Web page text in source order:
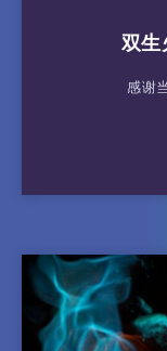
双生
感谢